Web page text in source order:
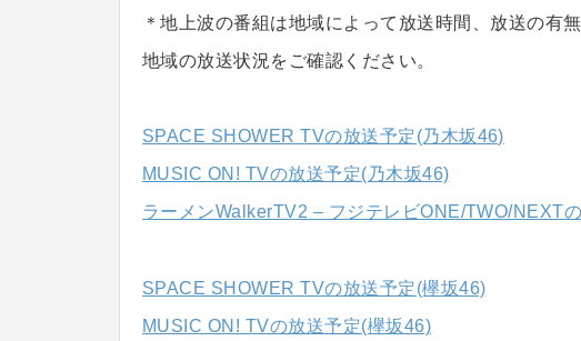
＊地上波の番組は地域によって放送時間、放送の有
地域の放送状況をご確認ください。
SPACE SHOWER TVの放送予定(乃木坂46)
MUSIC ON! TVの放送予定(乃木坂46)
ラーメンWalkerTV2 – フジテレビONE/TWO/NEXT
SPACE SHOWER TVの放送予定(欅坂46)
MUSIC ON! TVの放送予定(欅坂46)